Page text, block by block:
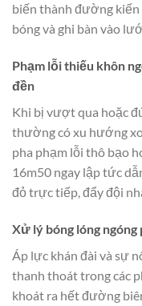
biến thành đường
bóng và ghi bàn vào
Phạm lỗi thiếu khôn
đền
Khi bị vượt qua hoặc
thường có xu hướng
pha phạm lỗi thô bạo
16m50 ngay lập tức
đỏ trực tiếp, đẩy đội
Xử lý bóng lóng
Áp lực khán đài và sự
thanh thoát trong các
khoát ra hết đường